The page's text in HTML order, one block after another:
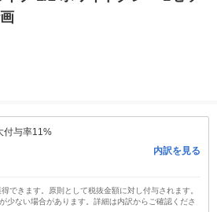
付与率11%
内訳を見る
できます。原則として税抜金額に対し付与されます。
少ない場合があります。詳細は内訳からご確認くださ